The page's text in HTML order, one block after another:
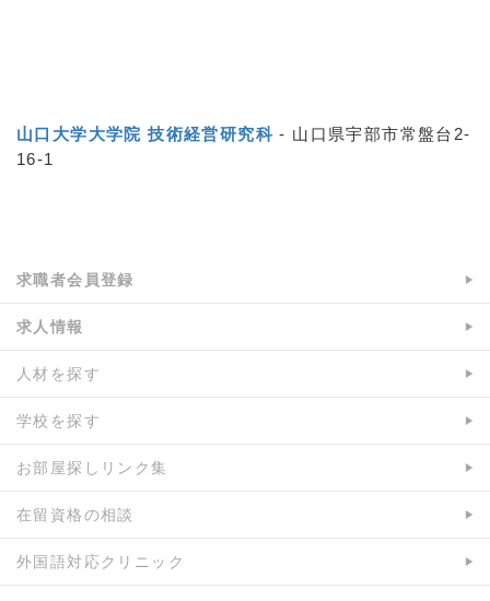
山口大学大学院 技術経営研究科 - 山口県宇部市常盤台2-
16-1
求職者会員登録
求人情報
人材を探す
学校を探す
お部屋探しリンク集
在留資格の相談
外国語対応クリニック